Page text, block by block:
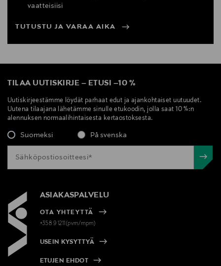
vaatteisiisi
TUTUSTU JA VARAA AIKA
TILAA UUTISKIRJE – ETUSI –10 %
Uutiskirjeestämme löydät parhaat edut ja ajankohtaiset uutuudet.
Uutena tilaajana lähetämme sinulle etukoodin, jolla saat 10 %:n
alennuksen normaalihintaisesta kertaostoksesta.
Suomeksi På svenska
ASIAKASPALVELU
OTA YHTEYTTÄ
+358 9 1211(pvm/mpm)
USEIN KYSYTTYÄ
ETUJEN EHDOT